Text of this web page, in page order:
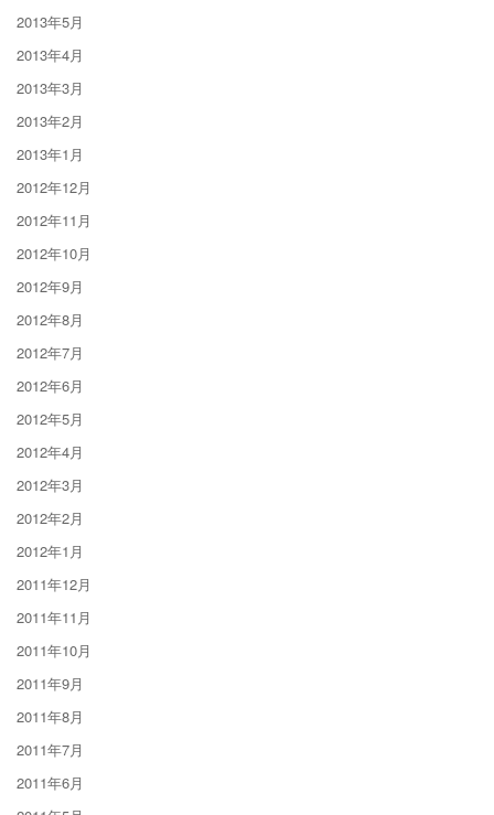
2013年5月
2013年4月
2013年3月
2013年2月
2013年1月
2012年12月
2012年11月
2012年10月
2012年9月
2012年8月
2012年7月
2012年6月
2012年5月
2012年4月
2012年3月
2012年2月
2012年1月
2011年12月
2011年11月
2011年10月
2011年9月
2011年8月
2011年7月
2011年6月